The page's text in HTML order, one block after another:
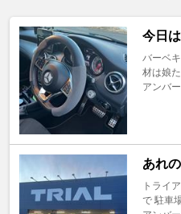
今日
バーベ
材は娘た
アンバ
あれ
トライ
で 駐車